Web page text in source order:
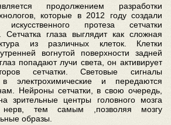
продолжением разработки
которые в 2012 году создали
протеза сетчатки
Сетчатка глаза выглядит как сложная
из различных клеток. Клетки
вогнутой поверхности задней
попадают лучи света, он активирует
сетчатки. Световые сигналы
электрохимические и передаются
Нейроны сетчатки, в свою очередь,
зрительные центры головного мозга
нерв, тем самым ,позволяя мозгу
образы.